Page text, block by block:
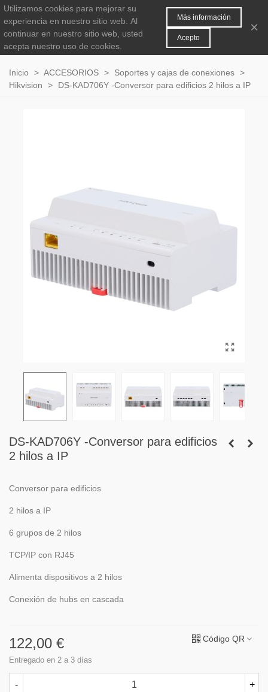
0
Inicio > ACCESORIOS > Soportes y cajas de conexiones >
Hikvision
> DS-KAD706Y -Conversor para edificios 2 hilos a IP
DS-KAD706Y -Conversor para edificios
2 hilos a IP
Conversor para edificios
2 hilos a IP
6 grupos de 2 hilos
TCP/IP con RJ45
Alimenta dispositivos a 2 hilos
Conexión de hubs en cascada
122,00 €
Entregado en 2 a 3 días
Código QR
- +
Utilizamos cookies para mejorar su
experiencia en nuestro sitio web. Al
continuar en nuestro sitio web, usted
acepta nuestro uso de cookies.
Más información
Acepto
×